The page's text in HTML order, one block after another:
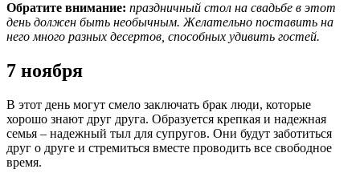
Обратите внимание: праздничный стол на свадьбе в этот
день должен быть необычным. Желательно поставить на
него много разных десертов, способных удивить гостей.
7 ноября
В этот день могут смело заключать брак люди, которые
хорошо знают друг друга. Образуется крепкая и надежная
семья – надежный тыл для супругов. Они будут заботиться
друг о друге и стремиться вместе проводить все свободное
время.